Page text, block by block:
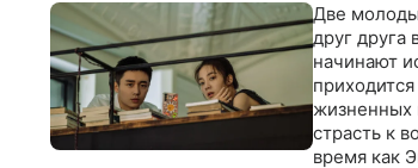
Две
друг друга
начинают
жизненных
страсть к
время как